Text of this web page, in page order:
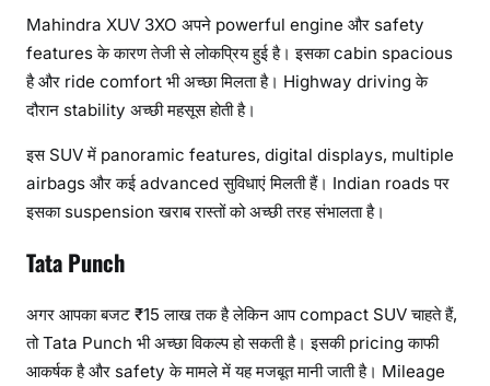
Mahindra XUV 3XO अपने powerful engine और safety
features के कारण तेजी से लोकप्रिय हुई है। इसका cabin spacious
है और ride comfort भी अच्छा मिलता है। Highway driving के
दौरान stability अच्छी महसूस होती है।
इस SUV में panoramic features, digital displays, multiple
airbags और कई advanced सुविधाएं मिलती हैं। Indian roads पर
इसका suspension खराब रास्तों को अच्छी तरह संभालता है।
Tata Punch
अगर आपका बजट ₹15 लाख तक है लेकिन आप compact SUV चाहते हैं,
तो Tata Punch भी अच्छा विकल्प हो सकती है। इसकी pricing काफी
आकर्षक है और safety के मामले में यह मजबूत मानी जाती है। Mileage